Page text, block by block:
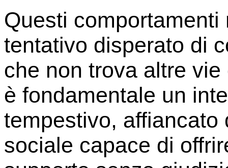
Questi
tentativo disperato di
che non trova altre
è fondamentale un
tempestivo,
sociale capace di